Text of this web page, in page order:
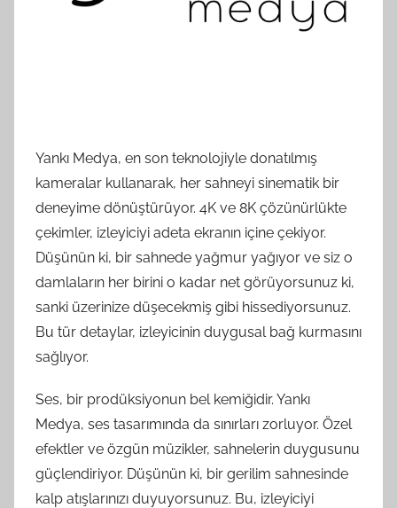
Yankı Medya, en son teknolojiyle donatılmış
kameralar kullanarak, her sahneyi sinematik bir
deneyime dönüştürüyor. 4K ve 8K çözünürlükte
çekimler, izleyiciyi adeta ekranın içine çekiyor.
Düşünün ki, bir sahnede yağmur yağıyor ve siz o
damlaların her birini o kadar net görüyorsunuz ki,
sanki üzerinize düşecekmiş gibi hissediyorsunuz.
Bu tür detaylar, izleyicinin duygusal bağ kurmasını
sağlıyor.
Ses, bir prodüksiyonun bel kemiğidir. Yankı
Medya, ses tasarımında da sınırları zorluyor. Özel
efektler ve özgün müzikler, sahnelerin duygusunu
güçlendiriyor. Düşünün ki, bir gerilim sahnesinde
kalp atışlarınızı duyuyorsunuz. Bu, izleyiciyi